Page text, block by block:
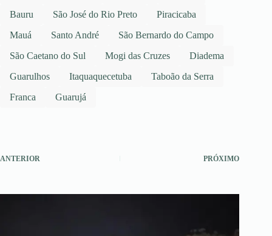
Bauru
São José do Rio Preto
Piracicaba
Mauá
Santo André
São Bernardo do Campo
São Caetano do Sul
Mogi das Cruzes
Diadema
Guarulhos
Itaquaquecetuba
Taboão da Serra
Franca
Guarujá
ANTERIOR PRÓXIMO